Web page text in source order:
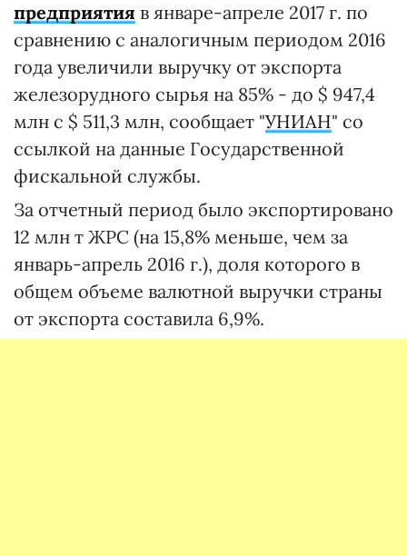
предприятия в январе-апреле 2017 г. по
сравнению с аналогичным периодом 2016
года увеличили выручку от экспорта
железорудного сырья на 85% - до $ 947,4
млн с $ 511,3 млн, сообщает "УНИАН" со
ссылкой на данные Государственной
фискальной службы.
За отчетный период было экспортировано
12 млн т ЖРС (на 15,8% меньше, чем за
январь-апрель 2016 г.), доля которого в
общем объеме валютной выручки страны
от экспорта составила 6,9%.